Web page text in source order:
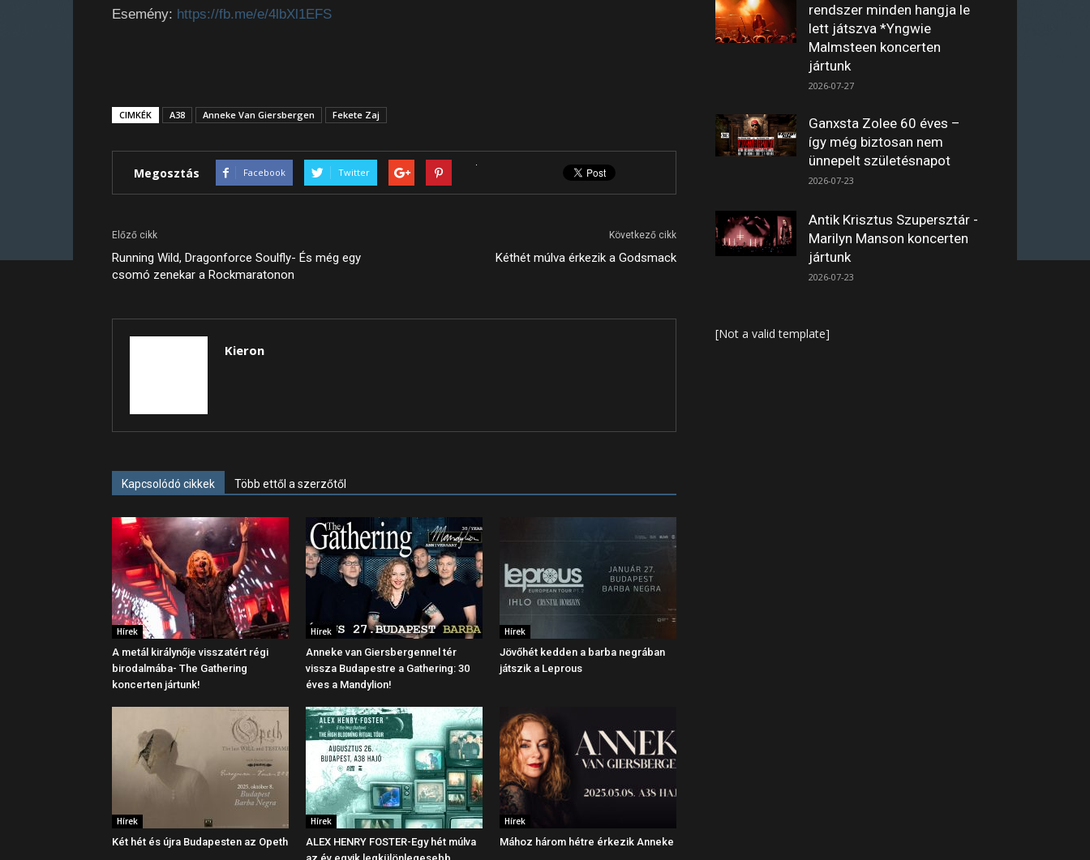
Esemény: https://fb.me/e/4lbXl1EFS
CIMKÉK A38 Anneke Van Giersbergen Fekete Zaj
Megosztás Facebook Twitter
Előző cikk
Running Wild, Dragonforce Soulfly- És még egy
csomó zenekar a Rockmaratonon
Következő cikk
Kéthét múlva érkezik a Godsmack
Kieron
Kapcsolódó cikkek Több ettől a szerzőtől
Hírek
A metál királynője visszatért régi
birodalmába- The Gathering
koncerten jártunk!
Hírek
Anneke van Giersbergennel tér
vissza Budapestre a Gathering: 30
éves a Mandylion!
Hírek
Jövőhét kedden a barba negrában
játszik a Leprous
Hírek
Két hét és újra Budapesten az Opeth
Hírek
ALEX HENRY FOSTER-Egy hét múlva
Hírek
Mához három hétre érkezik Anneke
rendszer minden hangja le
lett játszva *Yngwie
Malmsteen koncerten
jártunk
2026-07-27
Ganxsta Zolee 60 éves –
így még biztosan nem
ünnepelt születésnapot
2026-07-23
Antik Krisztus Szupersztár -
Marilyn Manson koncerten
jártunk
2026-07-23
[Not a valid template]